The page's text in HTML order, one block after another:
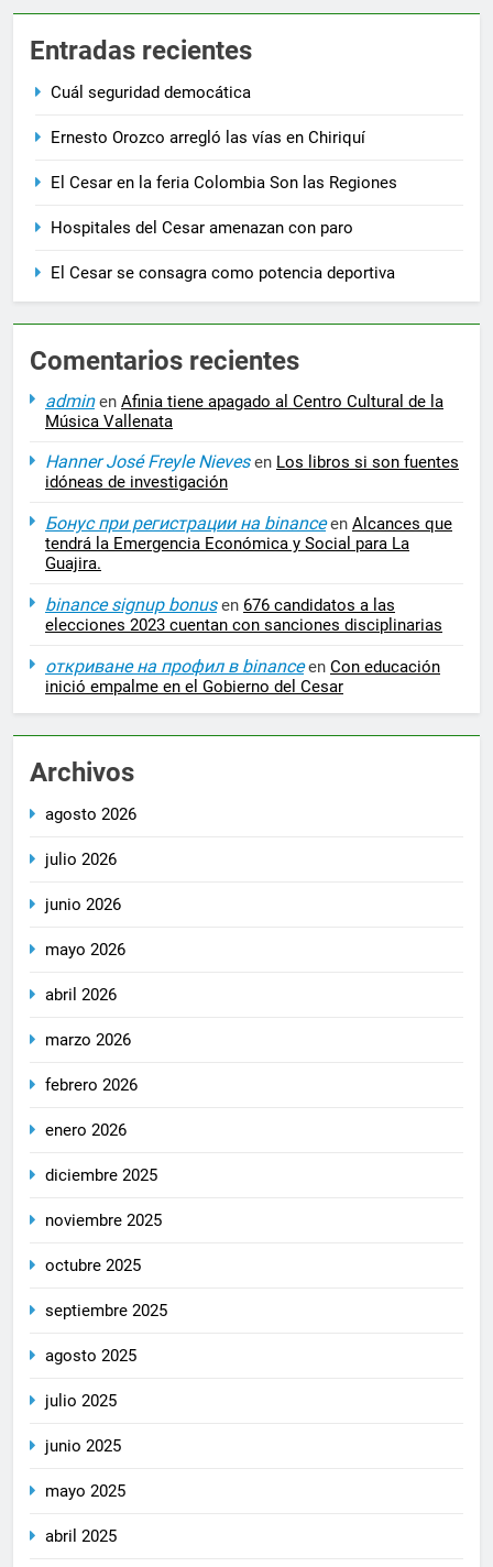
Entradas recientes
Cuál seguridad democática
Ernesto Orozco arregló las vías en Chiriquí
El Cesar en la feria Colombia Son las Regiones
Hospitales del Cesar amenazan con paro
El Cesar se consagra como potencia deportiva
Comentarios recientes
adminen Afinia tiene apagado al Centro Cultural de la
Música Vallenata
Hanner José Freyle Nievesen Los libros si son fuentes
idóneas de investigación
Бонус при регистрации на binanceen Alcances que
tendrá la Emergencia Económica y Social para La
Guajira.
binance signup bonusen 676 candidatos a las
elecciones 2023 cuentan con sanciones disciplinarias
откриване на профил в binanceen Con educación
inició empalme en el Gobierno del Cesar
Archivos
agosto 2026
julio 2026
junio 2026
mayo 2026
abril 2026
marzo 2026
febrero 2026
enero 2026
diciembre 2025
noviembre 2025
octubre 2025
septiembre 2025
agosto 2025
julio 2025
junio 2025
mayo 2025
abril 2025